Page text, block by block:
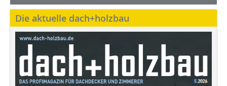
Die aktuelle dach+holzbau